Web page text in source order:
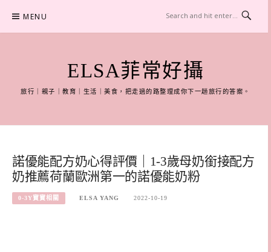
content
MENU
ELSA菲常好攝
旅行｜親子｜教育｜生活｜美食，把走過的路整理成你下一趟旅行的答案。
諾優能配方奶心得評價｜1-3歲母奶銜接配方
奶推薦荷蘭歐洲第一的諾優能奶粉
0-3Y寶寶相關 ELSA YANG 2022-10-19